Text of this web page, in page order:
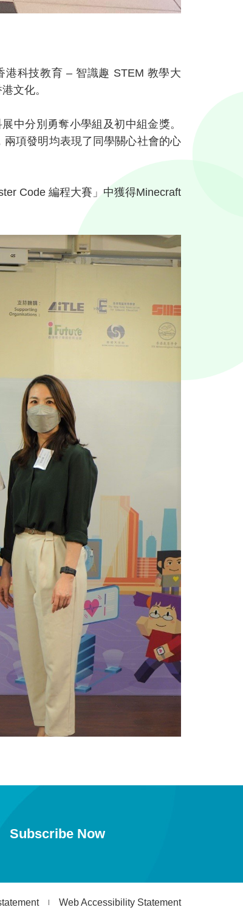
科技教育 – 智識趣 STEM 教學大
文化。
中分別勇奪小學組及初中組金獎。
兩項發明均表現了同學關心社會的心
Code 編程大賽」中獲得Minecraft
Subscribe Now
Web Accessibility Statement